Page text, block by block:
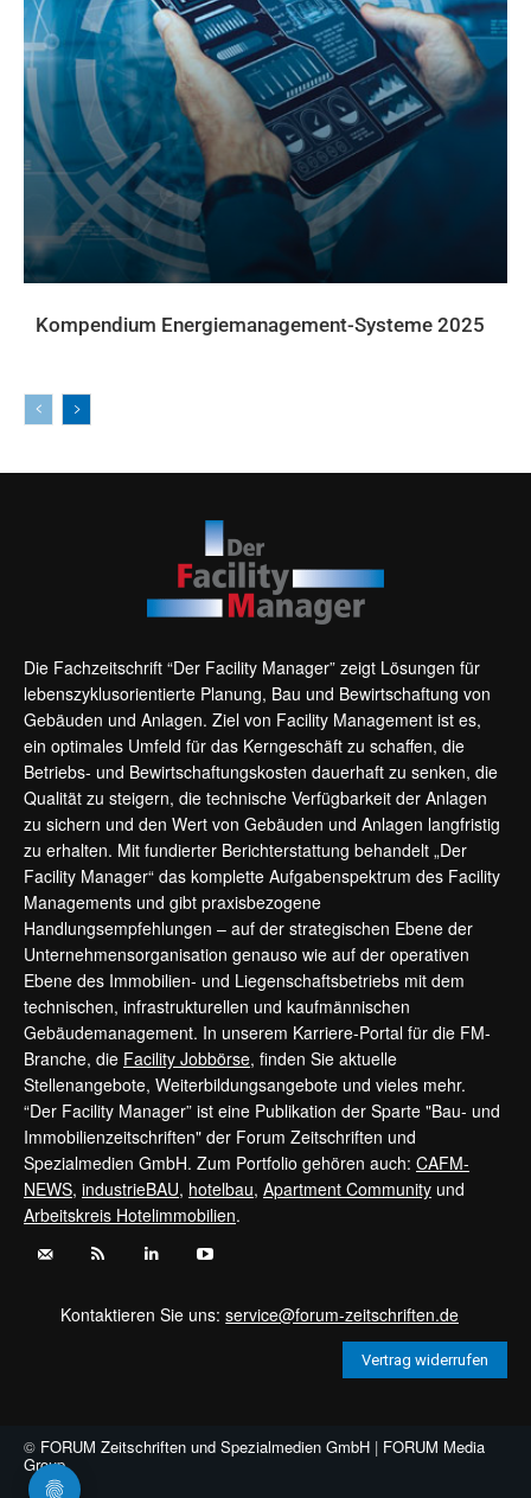
Kompendium Energiemanagement-Systeme 2025
Die Fachzeitschrift “Der Facility Manager” zeigt Lösungen für
lebenszyklusorientierte Planung, Bau und Bewirtschaftung von
Gebäuden und Anlagen. Ziel von Facility Management ist es,
ein optimales Umfeld für das Kerngeschäft zu schaffen, die
Betriebs- und Bewirtschaftungskosten dauerhaft zu senken, die
Qualität zu steigern, die technische Verfügbarkeit der Anlagen
zu sichern und den Wert von Gebäuden und Anlagen langfristig
zu erhalten. Mit fundierter Berichterstattung behandelt „Der
Facility Manager“ das komplette Aufgabenspektrum des Facility
Managements und gibt praxisbezogene
Handlungsempfehlungen – auf der strategischen Ebene der
Unternehmensorganisation genauso wie auf der operativen
Ebene des Immobilien- und Liegenschaftsbetriebs mit dem
technischen, infrastrukturellen und kaufmännischen
Gebäudemanagement. In unserem Karriere-Portal für die FM-
Branche, die Facility Jobbörse, finden Sie aktuelle
Stellenangebote, Weiterbildungsangebote und vieles mehr.
“Der Facility Manager” ist eine Publikation der Sparte "Bau- und
Immobilienzeitschriften" der Forum Zeitschriften und
Spezialmedien GmbH. Zum Portfolio gehören auch: CAFM-
NEWS, industrieBAU, hotelbau, Apartment Community und
Arbeitskreis Hotelimmobilien.
Kontaktieren Sie uns:service@forum-zeitschriften.de
Vertrag widerrufen
© FORUM Zeitschriften und Spezialmedien GmbH | FORUM Media
Group